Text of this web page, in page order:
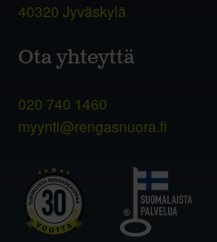
40320 Jyväskylä
Ota yhteyttä
020 740 1460
myynti@rengasnuora.fi